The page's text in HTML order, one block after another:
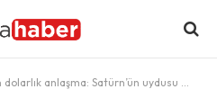
anlaşma: Satürn’ün uydusu Titan’a yolculuk!